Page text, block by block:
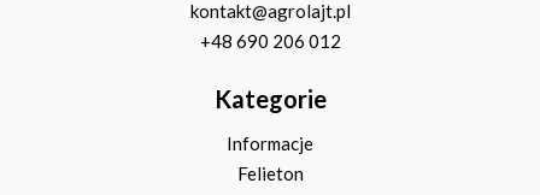
kontakt@agrolajt.pl
+48 690 206 012
Kategorie
Informacje
Felieton